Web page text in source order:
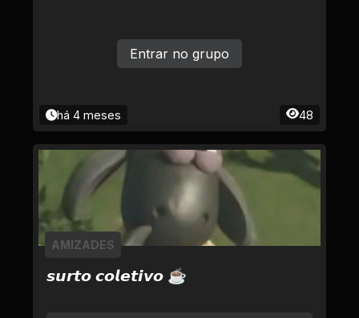
há 4 meses 48
Entrar no grupo
𝙨𝙪𝙧𝙩𝙤 𝙘𝙤𝙡𝙚𝙩𝙞𝙫𝙤 ☕
AMIZADES